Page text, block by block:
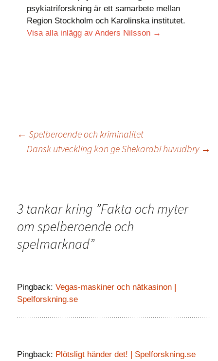
psykiatriforskning är ett samarbete mellan
Region Stockholm och Karolinska institutet.
Visa alla inlägg av Anders Nilsson →
← Spelberoende och kriminalitet
Dansk utveckling kan ge Shekarabi huvudbry →
3 tankar kring ”Fakta och myter
om spelberoende och
spelmarknad”
Pingback: Vegas-maskiner och nätkasinon |
Spelforskning.se
Pingback: Plötsligt händer det! | Spelforskning.se